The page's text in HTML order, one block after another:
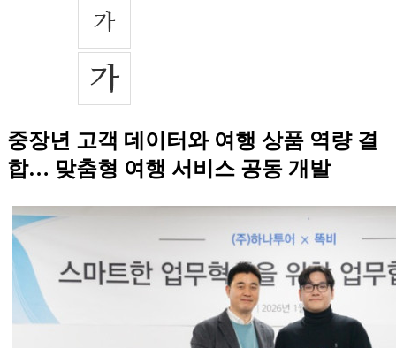
중장년 고객 데이터와 여행 상품 역량 결
합… 맞춤형 여행 서비스 공동 개발